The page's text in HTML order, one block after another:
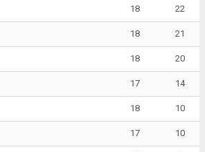
18 22
18 21
18 20
17 14
18 10
17 10